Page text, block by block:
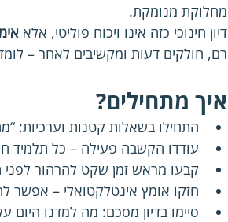
מחלוקת מנומקת.
דיון חינוכי כזה אינו ויכוח פוליטי, אלא
רם, חולקים דעות ומקשיבים לאחר –
איך מתחילים?
התחילו בשאלות קטנות וערכיות:
עודדו הקשבה פעילה – כל תלמיד
קבעו מראש זמן שקט להרהור לפני
חזקו אומץ אינטלקטואלי – אפשר
סיימו בדיון מסכם: מה למדנו